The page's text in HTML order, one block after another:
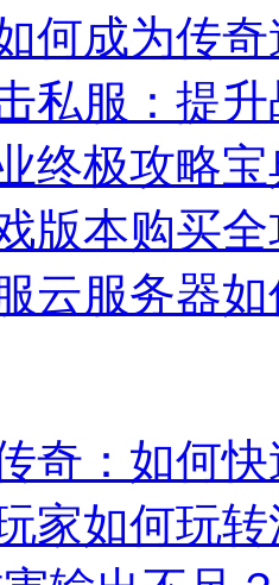
何成为传
私服：提
终极攻略
版本购买
云服务器
奇：如何
家如何玩